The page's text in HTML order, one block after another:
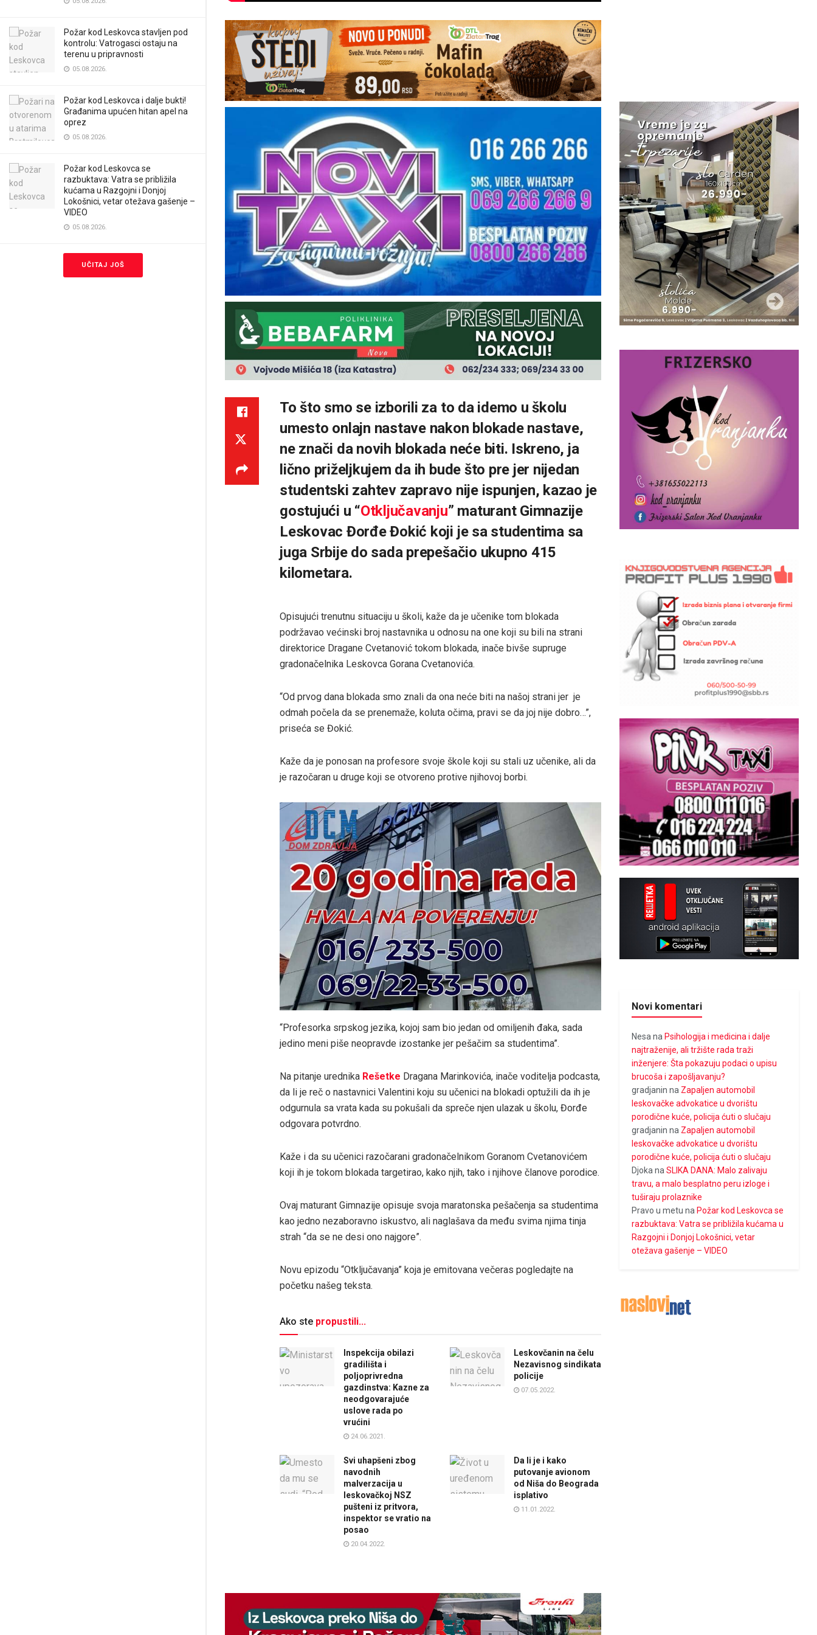
Požar kod Leskovca stavljen pod
kontrolu: Vatrogasci ostaju na
terenu u pripravnosti
05.08.2026.
Požar kod Leskovca i dalje bukti!
Građanima upućen hitan apel na
oprez
05.08.2026.
Požar kod Leskovca se
razbuktava: Vatra se približila
kućama u Razgojni i Donjoj
Lokošnici, vetar otežava gašenje –
VIDEO
05.08.2026.
UČITAJ JOŠ
To što smo se izborili za to da idemo u školu
umesto onlajn nastave nakon blokade nastave,
ne znači da novih blokada neće biti. Iskreno, ja
lično priželjkujem da ih bude što pre jer nijedan
studentski zahtev zapravo nije ispunjen, kazao je
gostujući u “Otključavanju” maturant Gimnazije
Leskovac Đorđe Đokić koji je sa studentima sa
juga Srbije do sada prepešačio ukupno 415
kilometara.
Opisujući trenutnu situaciju u školi, kaže da je učenike tom blokada
podržavao većinski broj nastavnika u odnosu na one koji su bili na strani
direktorice Dragane Cvetanović tokom blokada, inače bivše supruge
gradonačelnika Leskovca Gorana Cvetanovića.
“Od prvog dana blokada smo znali da ona neće biti na našoj strani jer je
odmah počela da se prenemaže, koluta očima, pravi se da joj nije dobro…”,
priseća se Đokić.
Kaže da je ponosan na profesore svoje škole koji su stali uz učenike, ali da
je razočaran u druge koji se otvoreno protive njihovoj borbi.
“Profesorka srpskog jezika, kojoj sam bio jedan od omiljenih đaka, sada
jedino meni piše neopravde izostanke jer pešačim sa studentima”.
Na pitanje urednika Rešetke Dragana Marinkovića, inače voditelja podcasta,
da li je reč o nastavnici Valentini koju su učenici na blokadi optužili da ih je
odgurnula sa vrata kada su pokušali da spreče njen ulazak u školu, Đorđe
odgovara potvrdno.
Kaže i da su učenici razočarani gradonačelnikom Goranom Cvetanovićem
koji ih je tokom blokada targetirao, kako njih, tako i njihove članove porodice.
Ovaj maturant Gimnazije opisuje svoja maratonska pešačenja sa studentima
kao jedno nezaboravno iskustvo, ali naglašava da među svima njima tinja
strah “da se ne desi ono najgore”.
Novu epizodu “Otključavanja” koja je emitovana večeras pogledajte na
početku našeg teksta.
Ako ste propustili...
Inspekcija obilazi
gradilišta i
poljoprivredna
gazdinstva: Kazne za
neodgovarajuće
uslove rada po
vrućini
24.06.2021.
Leskovčanin na čelu
Nezavisnog sindikata
policije
07.05.2022.
Svi uhapšeni zbog
navodnih
malverzacija u
leskovačkoj NSZ
pušteni iz pritvora,
inspektor se vratio na
posao
20.04.2022.
Da li je i kako
putovanje avionom
od Niša do Beograda
isplativo
11.01.2022.
Novi komentari
Nesana Psihologija i medicina i dalje
najtraženije, ali tržište rada traži
inženjere: Šta pokazuju podaci o upisu
brucoša i zapošljavanju?
gradjanin na Zapaljen automobil
leskovačke advokatice u dvorištu
porodične kuće, policija ćuti o slučaju
gradjanin na Zapaljen automobil
leskovačke advokatice u dvorištu
porodične kuće, policija ćuti o slučaju
DjokanaSLIKA DANA: Malo zalivaju
travu, a malo besplatno peru izloge i
tuširaju prolaznike
Pravo u metu na Požar kod Leskovca se
razbuktava: Vatra se približila kućama u
Razgojni i Donjoj Lokošnici, vetar
otežava gašenje – VIDEO